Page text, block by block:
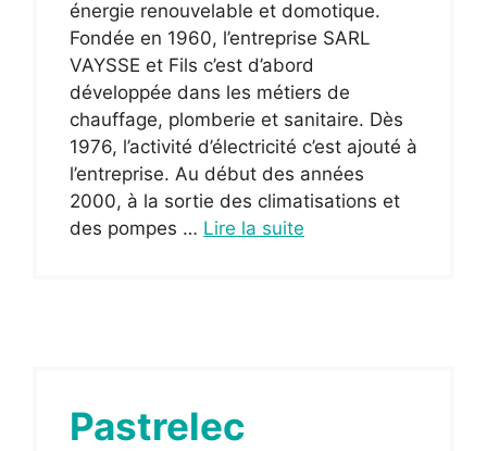
énergie renouvelable et domotique.
Fondée en 1960, l’entreprise SARL
VAYSSE et Fils c’est d’abord
développée dans les métiers de
chauffage, plomberie et sanitaire. Dès
1976, l’activité d’électricité c’est ajouté à
l’entreprise. Au début des années
2000, à la sortie des climatisations et
des pompes … Lire la suite
Pastrelec